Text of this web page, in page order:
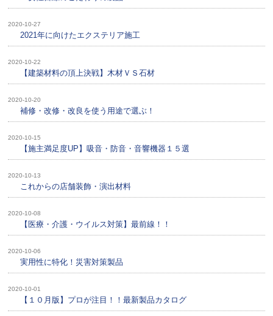
2020-10-27
2021年に向けたエクステリア施工
2020-10-22
【建築材料の頂上決戦】木材ＶＳ石材
2020-10-20
補修・改修・改良を使う用途で選ぶ！
2020-10-15
【施主満足度UP】吸音・防音・音響機器１５選
2020-10-13
これからの店舗装飾・演出材料
2020-10-08
【医療・介護・ウイルス対策】最前線！！
2020-10-06
実用性に特化！災害対策製品
2020-10-01
【１０月版】プロが注目！！最新製品カタログ